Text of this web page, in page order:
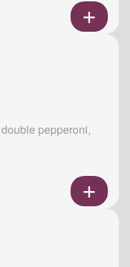
pepperoni,